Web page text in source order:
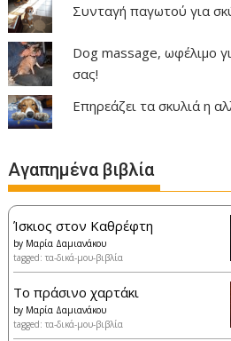
Συνταγή παγωτού για
Dog massage, ωφέλιμο
σας!
Επηρεάζει τα σκυλιά η
Αγαπημένα βιβλία
Ίσκιος στον Καθρέφτη
by Μαρία Δαμιανάκου
tagged: τα-δικά-μου-βιβλία
Το πράσινο χαρτάκι
by Μαρία Δαμιανάκου
tagged: τα-δικά-μου-βιβλία